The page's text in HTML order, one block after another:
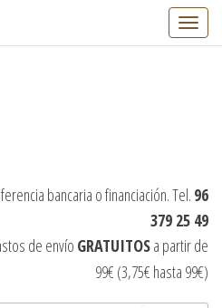
C
a
e
g
a
i
bancaria o financiación. Tel. 96
379 25 49
de envío GRATUITOSa partir de
99€ (3,75€ hasta 99€)